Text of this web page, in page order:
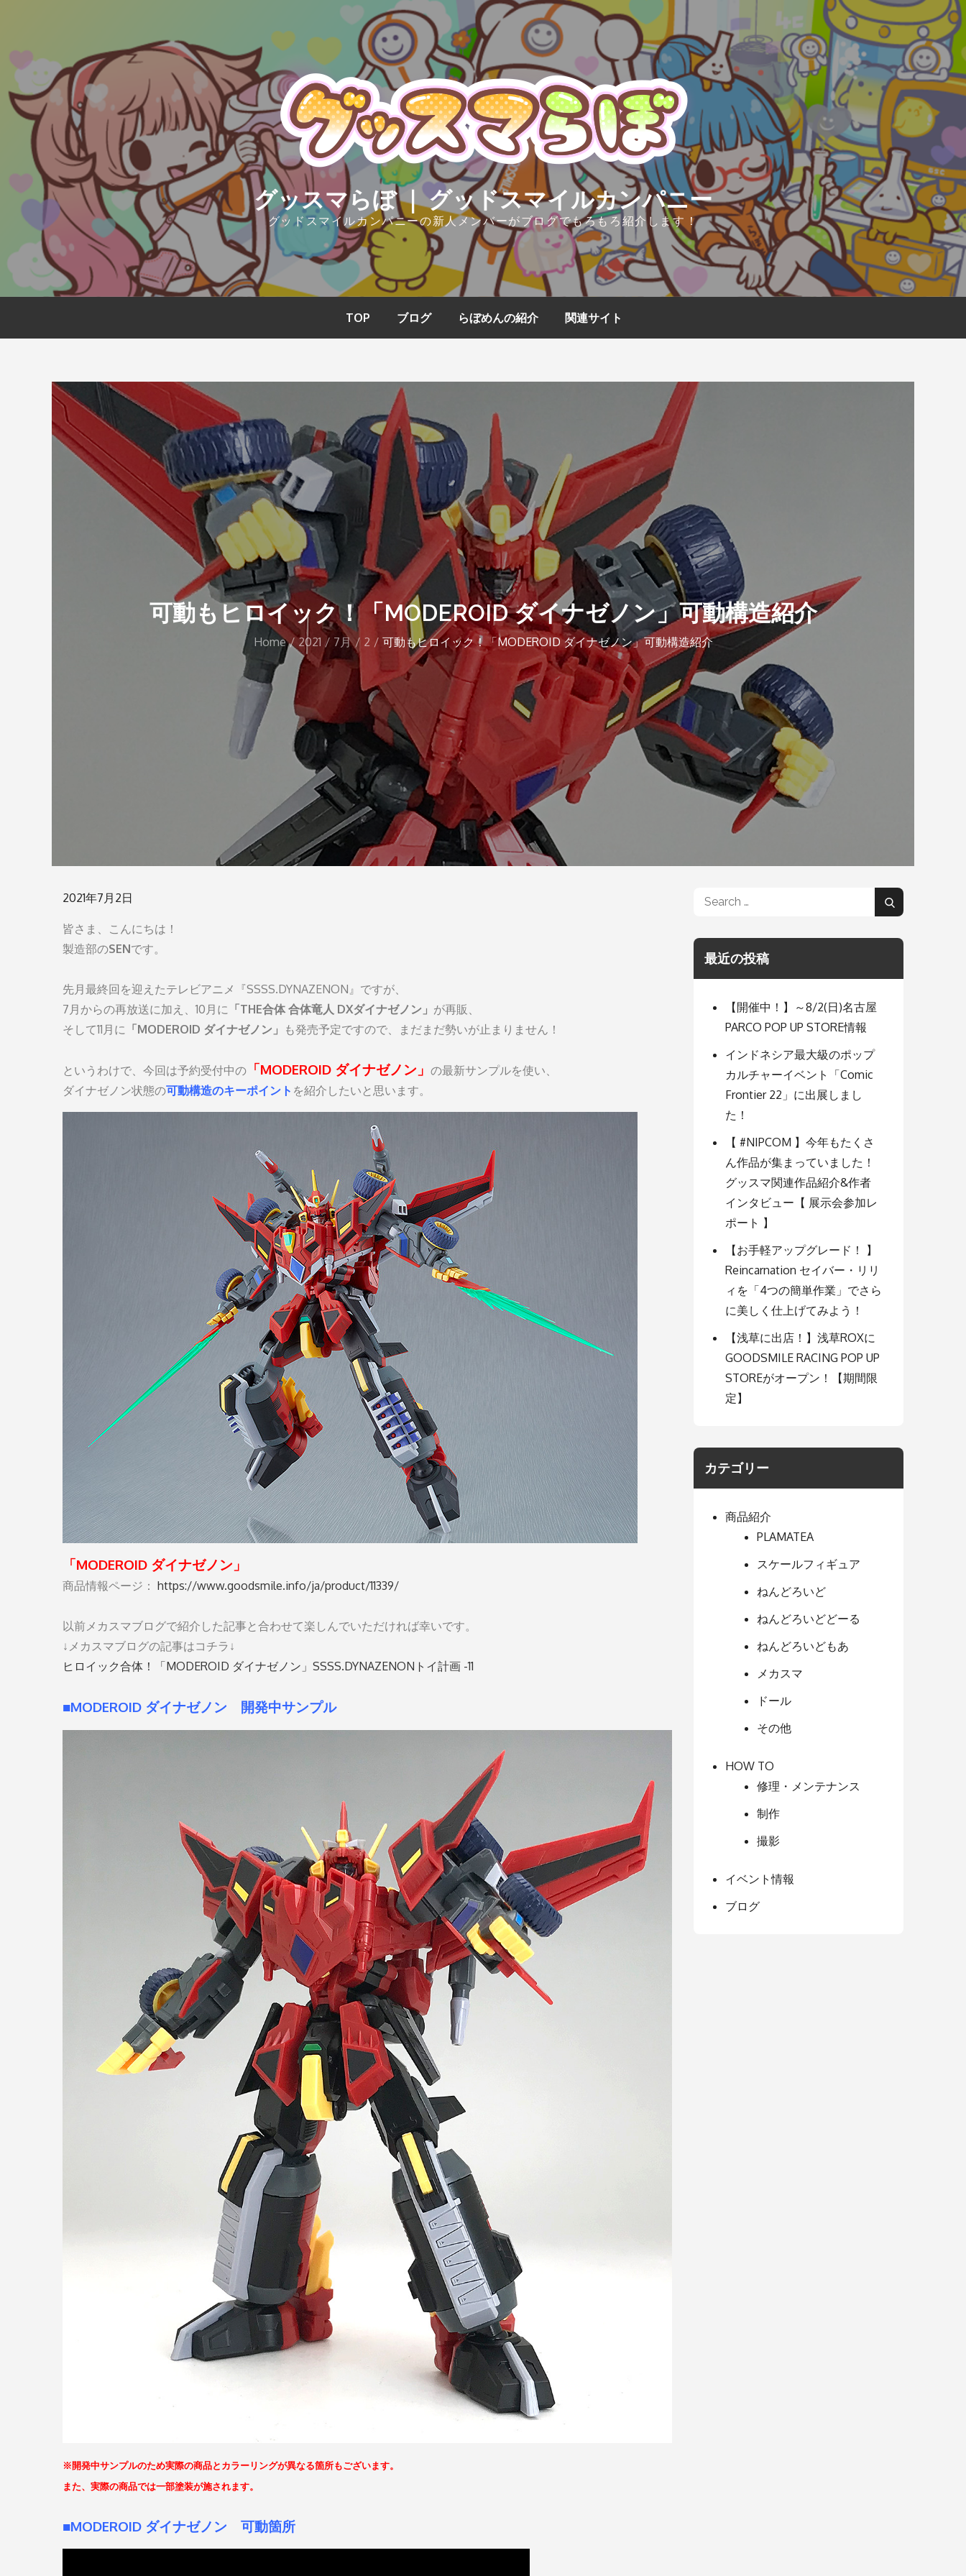
content
グッスマらぼ ｜ グッドスマイルカンパニー
グッドスマイルカンパニーの新人メンバーがブログでもろもろ紹介します！
TOP ブログ らぼめんの紹介 関連サイト
可動もヒロイック！「MODEROID ダイナゼノン」可動構造紹介
Home 2021 7月 2 可動もヒロイック！「MODEROID ダイナゼノン」可動構造紹介
Posted
2021年7月2日
皆さま、こんにちは！
製造部のSENです。
先月最終回を迎えたテレビアニメ『SSSS.DYNAZENON』ですが、
7月からの再放送に加え、10月に 「THE合体 合体竜人 DXダイナゼノン」 が再販、
そして11月に 「MODEROID ダイナゼノン」 も発売予定ですので、まだまだ勢いが止まりません！
というわけで、今回は予約受付中の 「MODEROID ダイナゼノン」 の最新サンプルを使い、
ダイナゼノン状態の可動構造のキーポイント を紹介したいと思います。
「MODEROID ダイナゼノン」
商品情報ページ： https://www.goodsmile.info/ja/product/11339/
以前メカスマブログで紹介した記事と合わせて楽しんでいただければ幸いです。
↓メカスマブログの記事はコチラ↓
ヒロイック合体！「MODEROID ダイナゼノン」SSSS.DYNAZENONトイ計画 -11
■MODEROID ダイナゼノン 開発中サンプル
※開発中サンプルのため実際の商品とカラーリングが異なる箇所もございます。
また、実際の商品では一部塗装が施されます。
■MODEROID ダイナゼノン 可動箇所
Search
Search
最近の投稿
【開催中！】～8/2(日)名古屋
PARCO POP UP STORE情報
インドネシア最大級のポップ
カルチャーイベント「Comic
Frontier 22」に出展しまし
た！
【 #NIPCOM 】今年もたくさ
ん作品が集まっていました！
グッスマ関連作品紹介&作者
インタビュー【 展示会参加レ
ポート 】
【お手軽アップグレード！ 】
Reincarnation セイバー・リリ
ィを「4つの簡単作業」でさら
に美しく仕上げてみよう！
【浅草に出店！】浅草ROXに
GOODSMILE RACING POP UP
STOREがオープン！【期間限
定】
カテゴリー
商品紹介
PLAMATEA
スケールフィギュア
ねんどろいど
ねんどろいどどーる
ねんどろいどもあ
メカスマ
ドール
その他
HOW TO
修理・メンテナンス
制作
撮影
イベント情報
ブログ